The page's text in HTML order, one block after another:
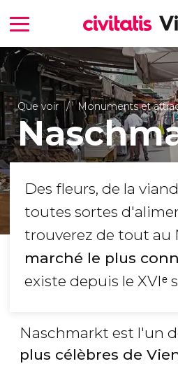
Que voir Monuments et
Des fleurs, de la
toutes sortes
trouverez de tout au
marché le plus
existe depuis le XVIᵉ
Naschmarkt est l'un
plus célèbres de